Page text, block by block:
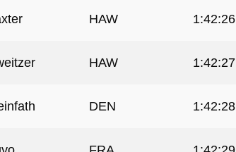
HAW 1:42:26
HAW 1:42:27
DEN 1:42:28